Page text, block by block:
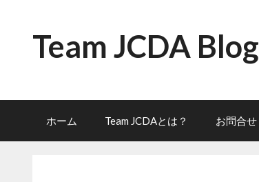
ス
プ
Team JCDA Blog
ホーム Team JCDAとは？ お問合せ